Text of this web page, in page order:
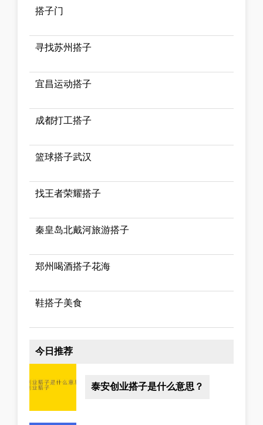
搭子门
寻找苏州搭子
宜昌运动搭子
成都打工搭子
篮球搭子武汉
找王者荣耀搭子
秦皇岛北戴河旅游搭子
郑州喝酒搭子花海
鞋搭子美食
今日推荐
泰安创业搭子是什么意思？